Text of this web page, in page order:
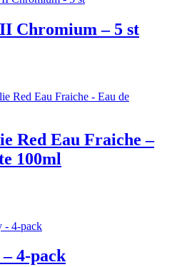
Chromium – 5 st
Red Eau Fraiche –
100ml
4-pack